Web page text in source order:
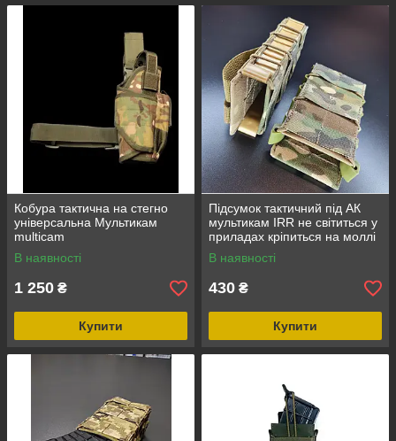
Кобура тактична на стегно
універсальна Мультикам
multicam
В наявності
1 250 ₴
Купити
Підсумок тактичний під АК
мультикам IRR не світиться у
приладах кріпиться на моллі
Cordura поліамід
В наявності
430 ₴
Купити